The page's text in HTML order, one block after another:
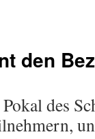
den
des